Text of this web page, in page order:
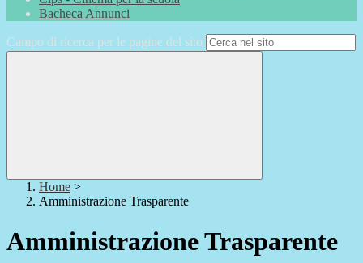
Bacheca Annunci
Campo di ricerca per le pagine del sito
Home >
Amministrazione Trasparente
Amministrazione Trasparente